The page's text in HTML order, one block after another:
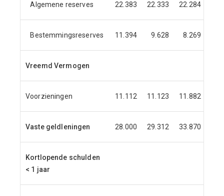
Algemene reserves 22.383 22.333 22.284
Bestemmingsreserves 11.394 9.628 8.269
Vreemd Vermogen
Voorzieningen 11.112 11.123 11.882
Vaste geldleningen 28.000 29.312 33.870
Kortlopende schulden
< 1 jaar